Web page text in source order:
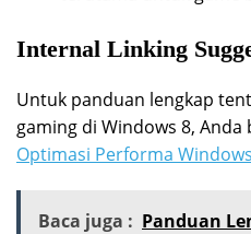
Internal Linking
Untuk panduan lengkap
gaming di Windows 8, Anda
Optimasi Performa
Baca juga : Panduan